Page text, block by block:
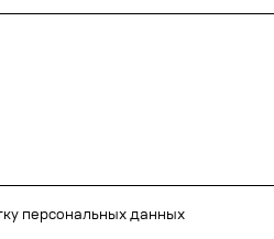
персональных данных